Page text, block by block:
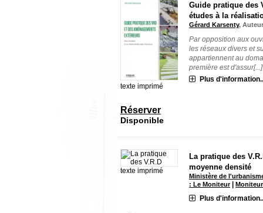
texte imprimé
Guide pratique des
études à la
Gérard Karsenty,
Par opposition aux
les réseaux divers et
appartiennent au
première est d'assur[...]
Plus
Réserver
Disponible
texte imprimé
La pratique des
moyenne densité
Ministère de
: Le Moniteur|
Plus